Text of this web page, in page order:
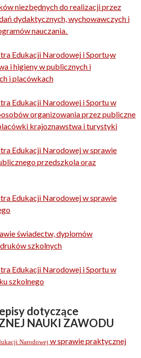
niezbędnych do realizacji przez
dydaktycznych, wychowawczych i
nauczania.
Edukacji Narodowej i Sportuw
i higieny w publicznych i
i placówkach
Edukacji Narodowej i Sportu w
organizowania przez publiczne
krajoznawstwa i turystyki
Edukacji Narodowej w sprawie
przedszkola oraz
Edukacji Narodowej w sprawie
świadectw, dyplomów
szkolnych
Edukacji Narodowej i Sportu w
szkolnego
dotyczące
NAUKI ZAWODU
Narodowej w sprawie praktycznej